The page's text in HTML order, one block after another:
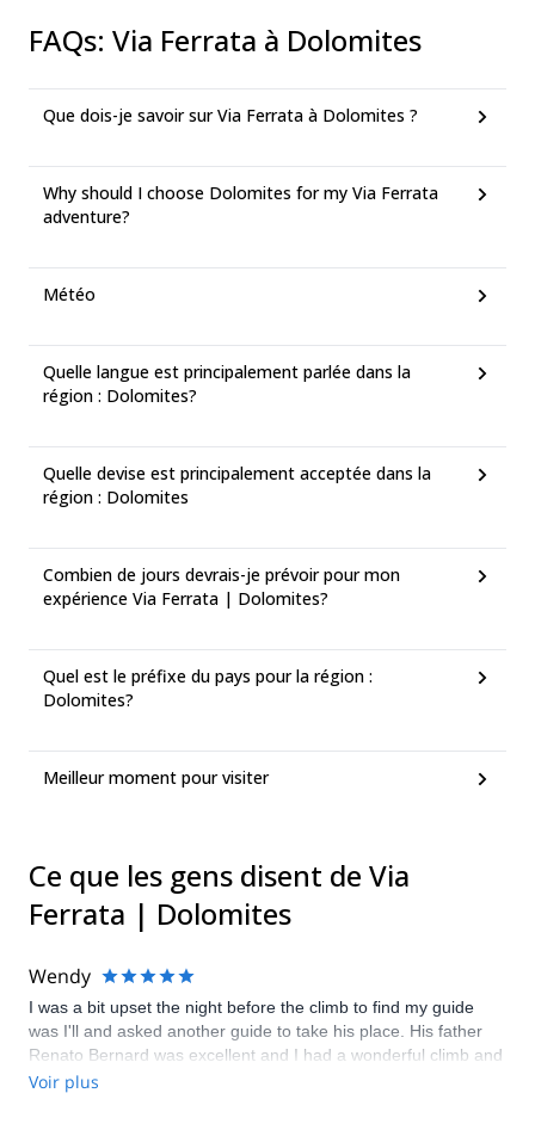
FAQs: Via Ferrata à Dolomites
Que dois-je savoir sur Via Ferrata à Dolomites ?
Why should I choose Dolomites for my Via Ferrata
adventure?
Météo
Quelle langue est principalement parlée dans la
région : Dolomites?
Quelle devise est principalement acceptée dans la
région : Dolomites
Combien de jours devrais-je prévoir pour mon
expérience Via Ferrata | Dolomites?
Quel est le préfixe du pays pour la région :
Dolomites?
Meilleur moment pour visiter
Ce que les gens disent de Via
Ferrata | Dolomites
Wendy
I was a bit upset the night before the climb to find my guide
was I'll and asked another guide to take his place. His father
Renato Bernard was excellent and I had a wonderful climb and
day. Fantastic!
Voir plus